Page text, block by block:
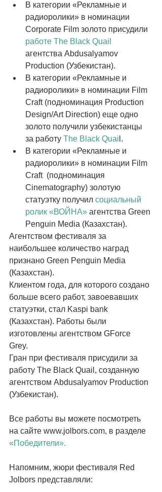
В категории «Рекламные и
радиоролики» в номинации
Corporate Film золото присудили
работе The Black Quail
агентства Abdusalyamov
Production (Узбекистан).
В категории «Рекламные и
радиоролики» в номинации Film
Craft (подноминация Production
Design/Art Direction) еще одно
золото получили узбекистанцы
за работу The Black Quai l.
В категории «Рекламные и
радиоролики» в номинации Film
Craft  (подноминация
Cinematography) золотую
статуэтку получил социальный
ролик «ВОЙНА» агентства Green
Penguin Media (Казахстан).
Агентством фестиваля за
наибольшее количество наград
признано Green Penguin Media
(Казахстан).
Клиентом года, для которого создано
больше всего работ, завоевавших
статуэтки, стал Kaspi bank
(Казахстан). Работы были
изготовлены агентством GForce
Grey.
Гран при фестиваля присудили за
работу The Black Quail, созданную
агентством Abdusalyamov Production
(Узбекистан).
Все работы вы можете посмотреть
на сайте www.jolbors.com, в разделе
«Победители».
Напомним, жюри фестиваля Red
Jolbors представляли: